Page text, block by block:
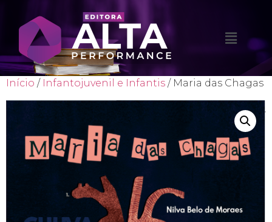
Início / Infantojuvenil e Infantis / Maria das Chagas